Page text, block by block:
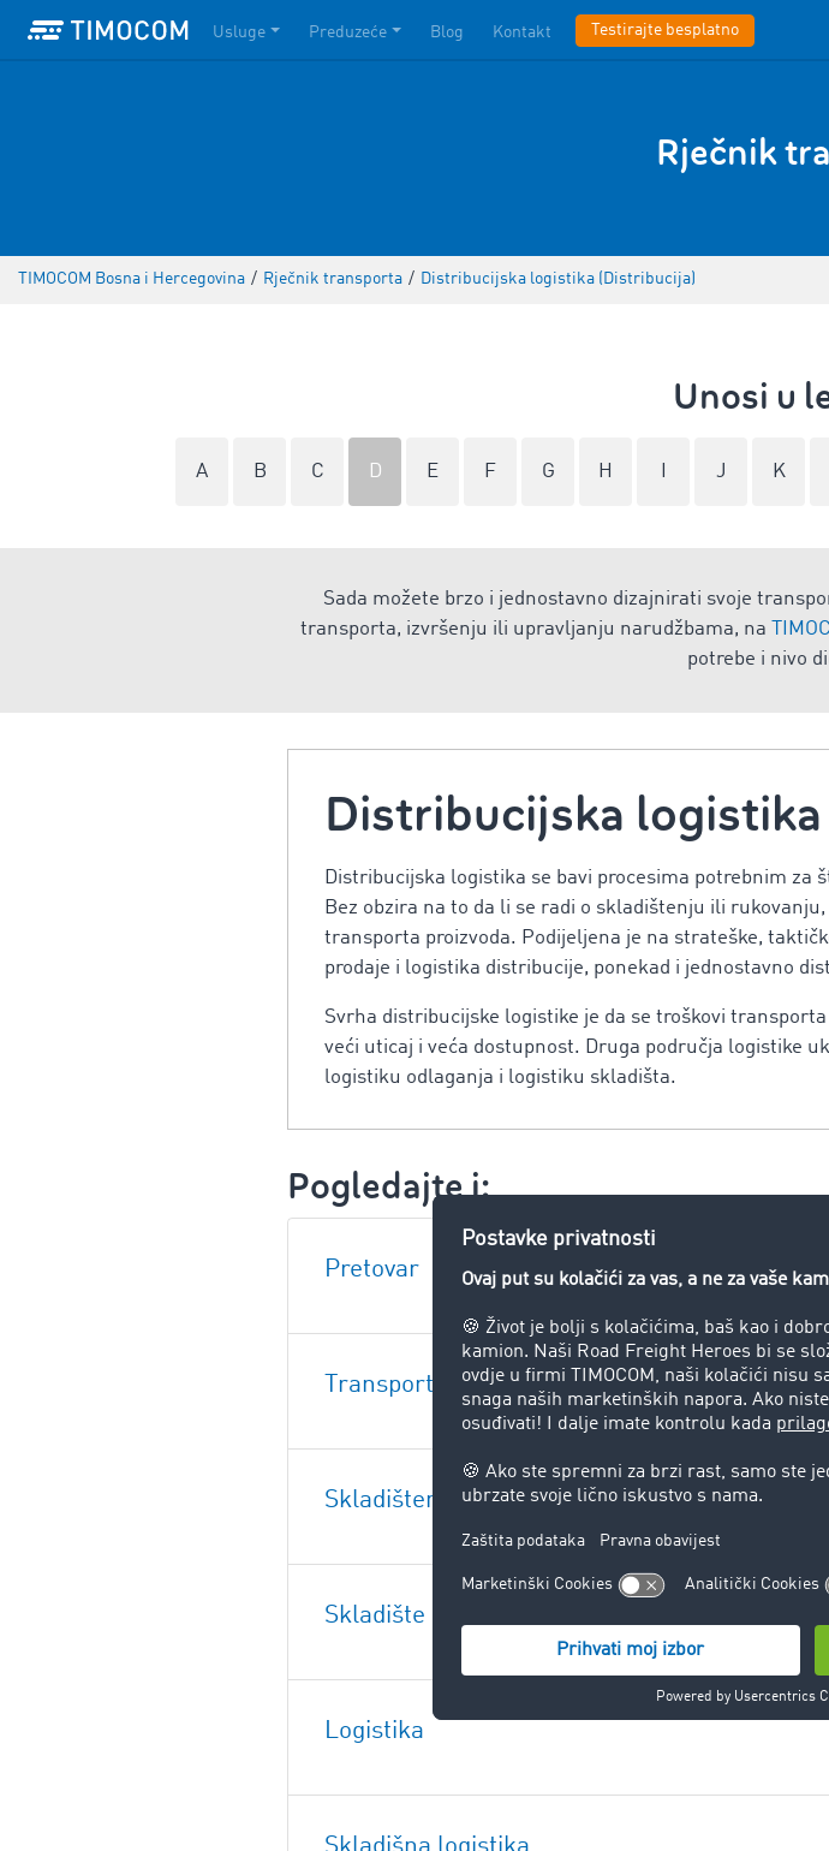
Usluge Preduzeće Blog Kontakt Testirajte besplatno
Rječnik
TIMOCOM Bosna i Hercegovina / Rječnik transporta / Distribucijska logistika (Distribucija)
Unosi u
A B C D E F G H J K
Sada možete brzo i jednostavno dizajnirati svoje
transporta, izvršenju ili upravljanju narudžbama, na
potrebe i nivo
Distribucijska
Distribucijska logistika se bavi procesima potrebnim za
Bez obzira na to da li se radi o skladištenju ili
transporta proizvoda. Podijeljena je na strateške,
prodaje i logistika distribucije, ponekad i jednostavno
Svrha distribucijske logistike je da se troškovi
veći uticaj i veća dostupnost. Druga područja logistike
logistiku odlaganja i logistiku skladišta.
Pogledajte i:
Pretovar
Transport
Skladištenje
Skladište
Logistika